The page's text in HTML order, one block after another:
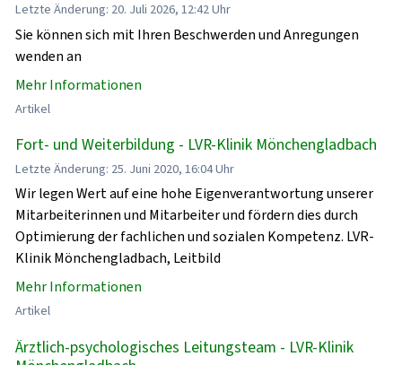
Letzte Änderung: 20. Juli 2026, 12:42 Uhr
Sie können sich mit Ihren Beschwerden und Anregungen
wenden an
Mehr Informationen
Artikel
Fort- und Weiterbildung - LVR-Klinik Mönchengladbach
Letzte Änderung: 25. Juni 2020, 16:04 Uhr
Wir legen Wert auf eine hohe Eigenverantwortung unserer
Mitarbeiterinnen und Mitarbeiter und fördern dies durch
Optimierung der fachlichen und sozialen Kompetenz. LVR-
Klinik Mönchengladbach, Leitbild
Mehr Informationen
Artikel
Ärztlich-psychologisches Leitungsteam - LVR-Klinik